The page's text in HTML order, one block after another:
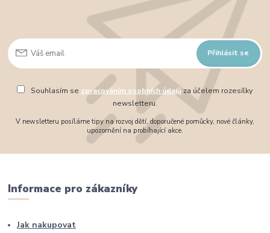
Přihlásit se
Souhlasím se zpracováním osobních údajůza účelem rozesílky
newsletteru.
V newsletteru posíláme tipy na rozvoj dětí, doporučené pomůcky, nové články,
upozornění na probíhající akce.
Informace pro zákazníky
Jak nakupovat